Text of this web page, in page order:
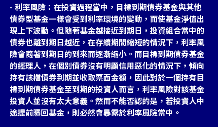
- 利率風險：在投資過程當中，目標到期債券基金與其他
債券型基金一樣會受到利率環境的變動，而使基金淨值出
現上下波動。但隨著基金越接近到期日，投資組合當中的
債券也離到期日越近，在存續期間縮短的情況下，利率風
險會隨著到期日的到來而逐漸縮小。而目標到期債券基金
的經理人，在個別債券沒有明顯信用惡化的情況下，傾向
持有該檔債券到期並收取票面金額，因此對於一個持有目
標到期債券基金至到期的投資人而言，利率風險對該基金
投資人並沒有太大意義。然而不能否認的是，若投資人中
途提前贖回基金，則必然會暴露於利率風險當中。